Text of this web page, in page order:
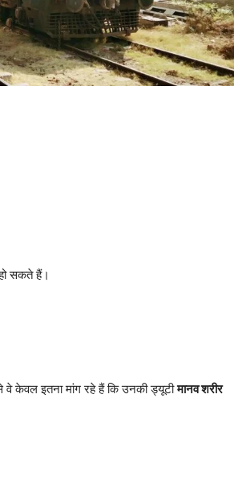
सकते हैं।
वे केवल इतना मांग रहे हैं कि उनकी ड्यूटीमानव शरीर